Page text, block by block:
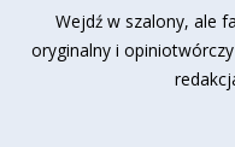
Wejdź w szalony, ale
oryginalny i